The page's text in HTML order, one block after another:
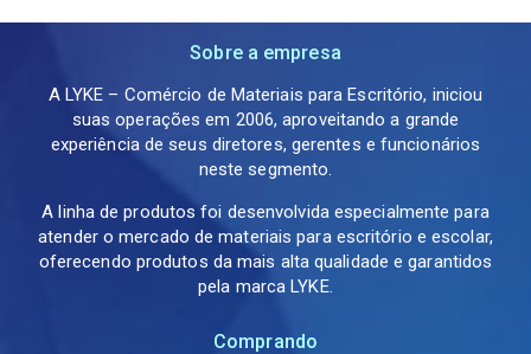
Sobre a empresa
A LYKE – Comércio de Materiais para Escritório, iniciou
suas operações em 2006, aproveitando a grande
experiência de seus diretores, gerentes e funcionários
neste segmento.
A linha de produtos foi desenvolvida especialmente para
atender o mercado de materiais para escritório e escolar,
oferecendo produtos da mais alta qualidade e garantidos
pela marca LYKE.
Comprando